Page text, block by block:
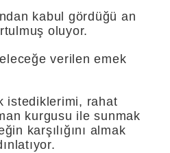
kabul gördüğü an
oluyor.
verilen emek
istediklerimi, rahat
kurgusu ile sunmak
karşılığını almak